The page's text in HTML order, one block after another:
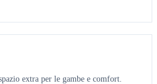
extra per le gambe e comfort.